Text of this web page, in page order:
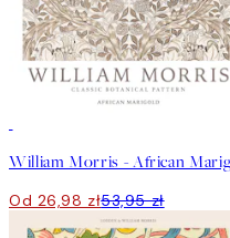
Od 26,98 zł53,95 zł